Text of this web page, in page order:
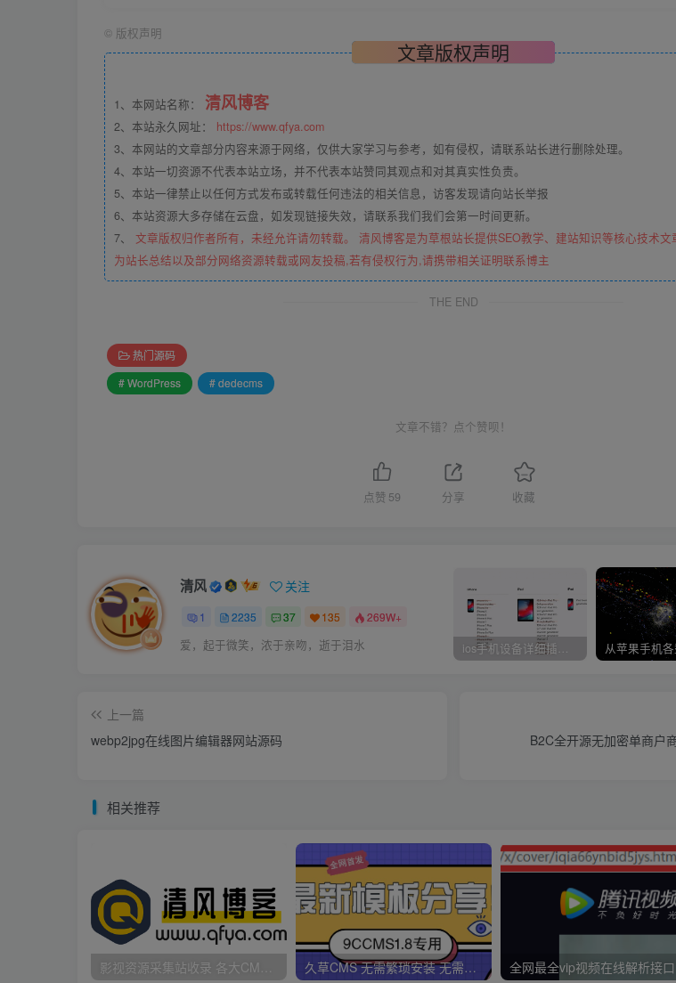
© 版权声明
文章版权声明
1、本网站名称： 清风博客
2、本站永久网址： https://www.qfya.com
3、本网站的文章部分内容来源于网络，仅供大家学习与参考，如有侵权，请联系站长进行删除处理。
4、本站一切资源不代表本站立场，并不代表本站赞同其观点和对其真实性负责。
5、本站一律禁止以任何方式发布或转载任何违法的相关信息，访客发现请向站长举报
6、本站资源大多存储在云盘，如发现链接失效，请联系我们我们会第一时间更新。
7、 文章版权归作者所有，未经允许请勿转载。 清风博客是为草根站长提供SEO教学、建站知识等核心技术
为站长总结以及部分网络资源转载或网友投稿,若有侵权行为,请携带相关证明联系博主
THE END
热门源码
# WordPress
# dedecms
文章不错？点个赞呗！
点赞 59 分享 收藏
清风 关注
1 2235 37 135 269W+
爱，起于微笑，浓于亲吻，逝于泪水 ios手机设备详细插件平刷教程
上一篇
webp2jpg在线图片编辑器网站源码
B2C全开源无加密单商户
相关推荐
影视资源采集站收录 各大CMS采集资源站网址合集 久草CMS 无需繁琐安装 无需配置CK 无需手动更新 一分钟拥有30000视频资源